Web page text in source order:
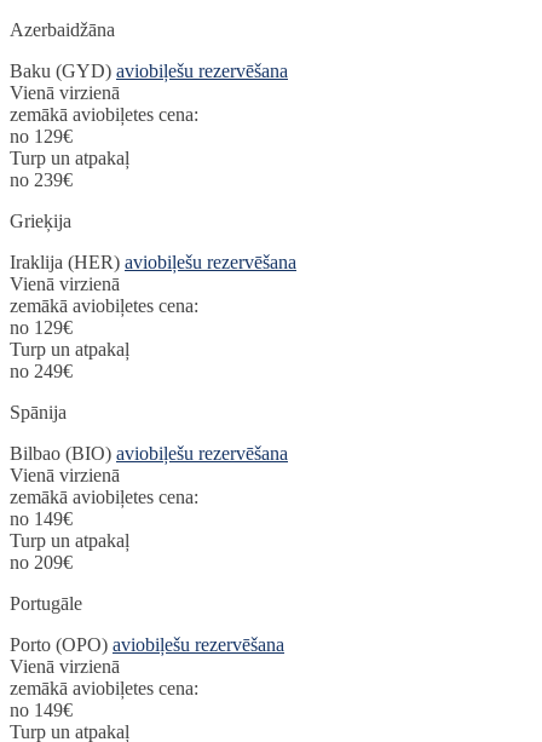
Azerbaidžāna
Baku (GYD) aviobiļešu rezervēšana
Vienā virzienā
zemākā aviobiļetes cena:
no 129€
Turp un atpakaļ
no 239€
Grieķija
Iraklija (HER) aviobiļešu rezervēšana
Vienā virzienā
zemākā aviobiļetes cena:
no 129€
Turp un atpakaļ
no 249€
Spānija
Bilbao (BIO) aviobiļešu rezervēšana
Vienā virzienā
zemākā aviobiļetes cena:
no 149€
Turp un atpakaļ
no 209€
Portugāle
Porto (OPO) aviobiļešu rezervēšana
Vienā virzienā
zemākā aviobiļetes cena:
no 149€
Turp un atpakaļ